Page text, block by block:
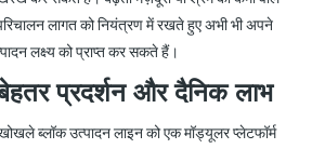
लागत को नियंत्रण में रखते हुए अभी भी अपने
लक्ष्य को प्राप्त कर सकते हैं।
प्रदर्शन औरदैनिक लाभ
ब्लॉक उत्पादन लाइन को एक मॉड्यूलर प्लेटफॉर्म